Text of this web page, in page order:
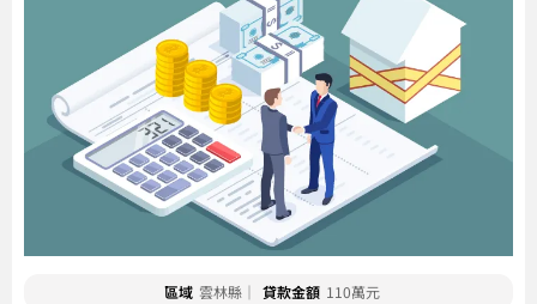
區域 雲林縣｜ 貸款金額 110萬元